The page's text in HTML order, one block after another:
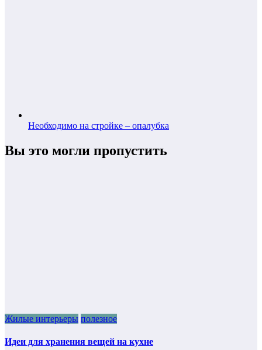
Необходимо на стройке – опалубка
Вы это могли пропустить
Жилые интерьеры полезное
Идеи для хранения вещей на кухне